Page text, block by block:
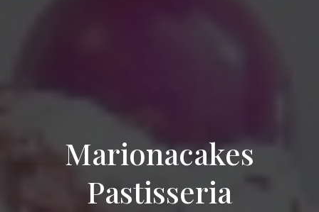
Marionacakes
Pastisseria